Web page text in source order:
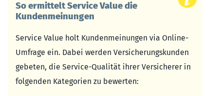
So ermittelt Service Value die
Kundenmeinungen
Service Value holt Kundenmeinungen via Online-
Umfrage ein. Dabei werden Versicherungskunden
gebeten, die Service-Qualität ihrer Versicherer in
folgenden Kategorien zu bewerten: